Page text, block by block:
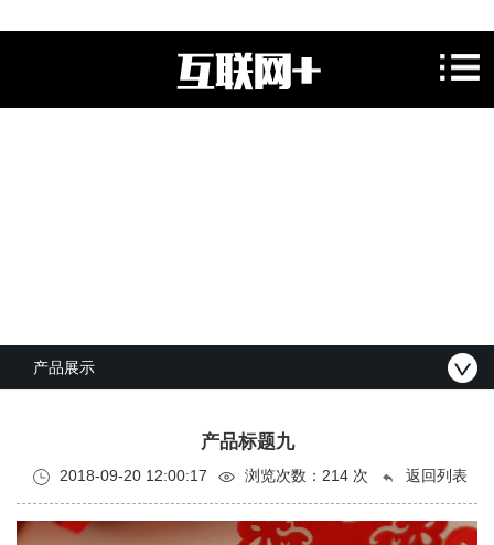
产品展示
产品标题九
2018-09-20 12:00:17 浏览次数： 214 次 返回列表